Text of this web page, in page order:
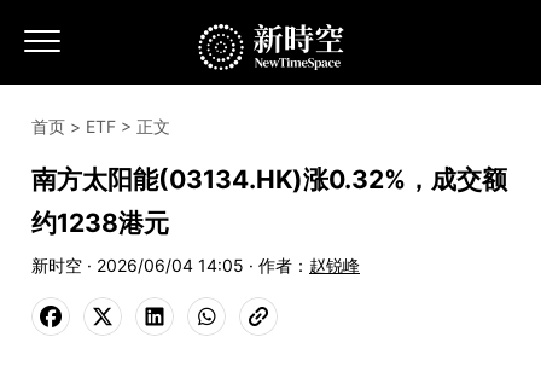
首页 > ETF > 正文
南方太阳能(03134.HK)涨0.32%，成交额
约1238港元
新时空 · 2026/06/04 14:05 · 作者： 赵锐峰